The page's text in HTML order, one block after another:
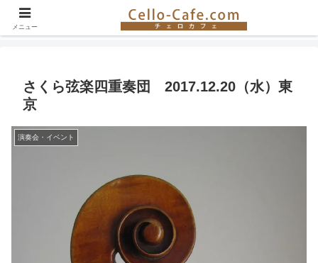
チェロ奏者やチェロ教室の紹介、イベント情報など。チェロの楽しさを伝える
サイト！
さくら弦楽四重奏団 2017.12.20（水）東
京
演奏会・イベント
メニュー